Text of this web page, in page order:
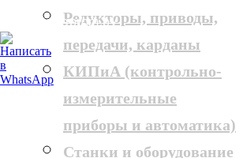
info@armaprom.byРедукторы, приводы,
передачи, карданы
КИПиА (контрольно-
измерительные
приборы и автоматика)
Станки и оборудование